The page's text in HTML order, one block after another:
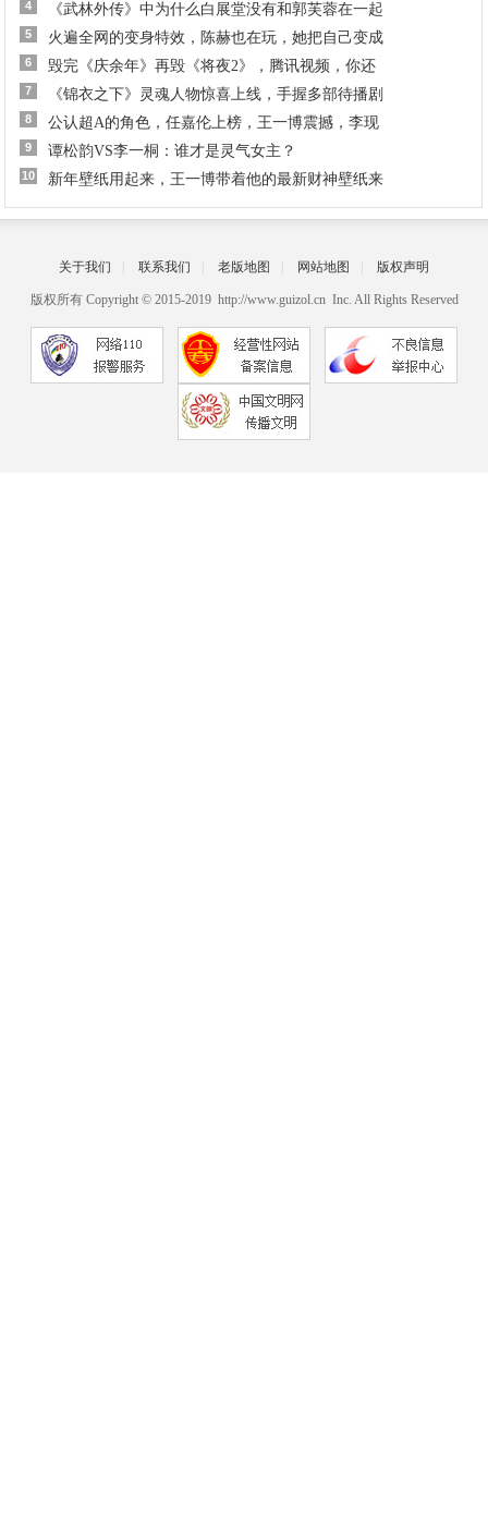
4 《武林外传》中为什么白展堂没有和郭芙蓉在一起
5 火遍全网的变身特效，陈赫也在玩，她把自己变成
6 毁完《庆余年》再毁《将夜2》，腾讯视频，你还
7 《锦衣之下》灵魂人物惊喜上线，手握多部待播剧
8 公认超A的角色，任嘉伦上榜，王一博震撼，李现
9 谭松韵VS李一桐：谁才是灵气女主？
10 新年壁纸用起来，王一博带着他的最新财神壁纸来
关于我们 联系我们 老版地图 网站地图 版权声明
版权所有 Copyright © 2015-2019 http://www.guizol.cn Inc. All Rights Reserved